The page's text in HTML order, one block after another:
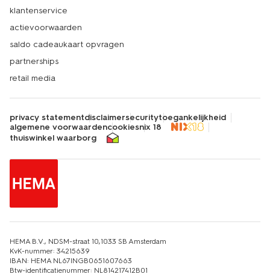
klantenservice
actievoorwaarden
saldo cadeaukaart opvragen
partnerships
retail media
privacy statementdisclaimersecuritytoegankelijkheid
algemene voorwaardencookiesnix 18
thuiswinkel waarborg
HEMA B.V., NDSM-straat 10,1033 SB Amsterdam
KvK-nummer: 34215639
IBAN: HEMA NL67INGB0651607663
Btw-identificatienummer: NL814217412B01